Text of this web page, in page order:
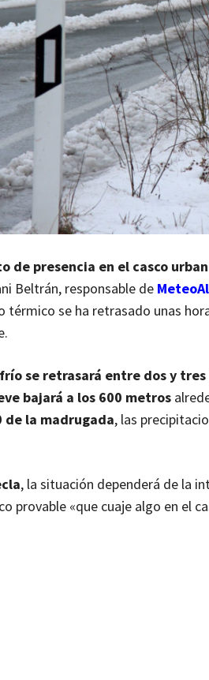
de presencia en el casco
Beltrán, responsable de
térmico se ha retrasado unas
se retrasará entre dos y tres
bajará a los 600 metros
de la madrugada, las
, la situación dependerá de la
provable «que cuaje algo en el